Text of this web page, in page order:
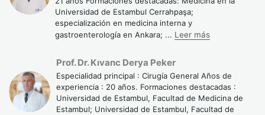
condimentados. Una nutricionista especializada en cirugía
pancreática ajusta el plan según tolerancia individual.
controles mensuales los primeros 3
meses, luego trimestrales el primer año. Se monitorizan
niveles de glucosa, vitaminas liposolubles, función hepática
y renal. Algunos pacientes requieren psicoterapia para
adaptarse a los cambios corporales y la dependencia de
Universidad de Estambul Cerrahpaşa;
especialización en medicina interna y
gastroenterología en Ankara; ... Leer más
Prof. Dr. Kıvanc Derya Peker
Especialidad principal : Cirugía General Años de
experiencia : 20 años. Formaciones destacadas :
Universidad de Estambul, Facultad de Medicina de
Estambul; Universidad de Estambul, Facultad de